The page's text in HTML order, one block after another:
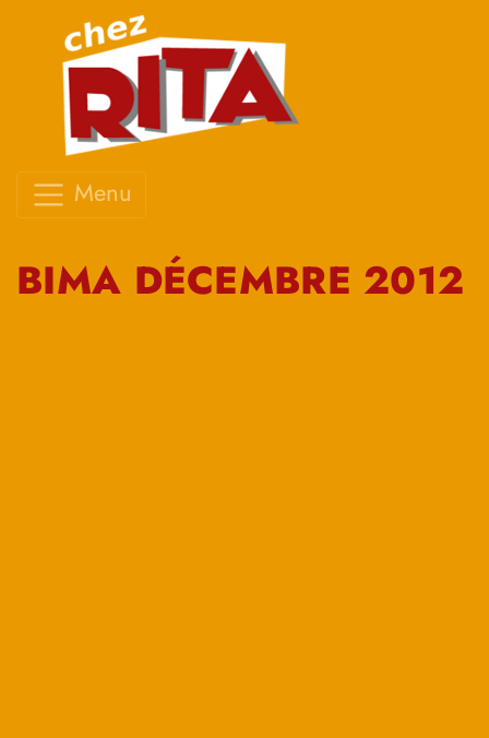
Menu
BIMA DÉCEMBRE 2012